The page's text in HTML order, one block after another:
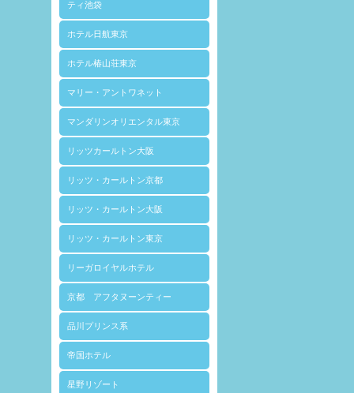
ティ池袋
ホテル日航東京
ホテル椿山荘東京
マリー・アントワネット
マンダリンオリエンタル東京
リッツカールトン大阪
リッツ・カールトン京都
リッツ・カールトン大阪
リッツ・カールトン東京
リーガロイヤルホテル
京都 アフタヌーンティー
品川プリンス系
帝国ホテル
星野リゾート